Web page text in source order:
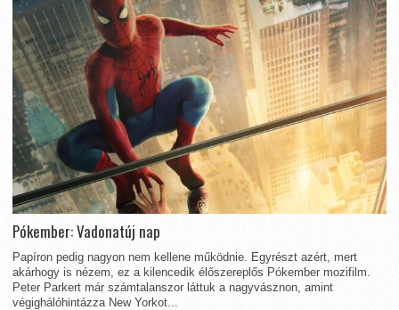
Pókember: Vadonatúj nap
Papíron pedig nagyon nem kellene működnie. Egyrészt azért, mert
akárhogy is nézem, ez a kilencedik élőszereplős Pókember mozifilm.
Peter Parkert már számtalanszor láttuk a nagyvásznon, amint
végighálóhintázza New Yorkot...